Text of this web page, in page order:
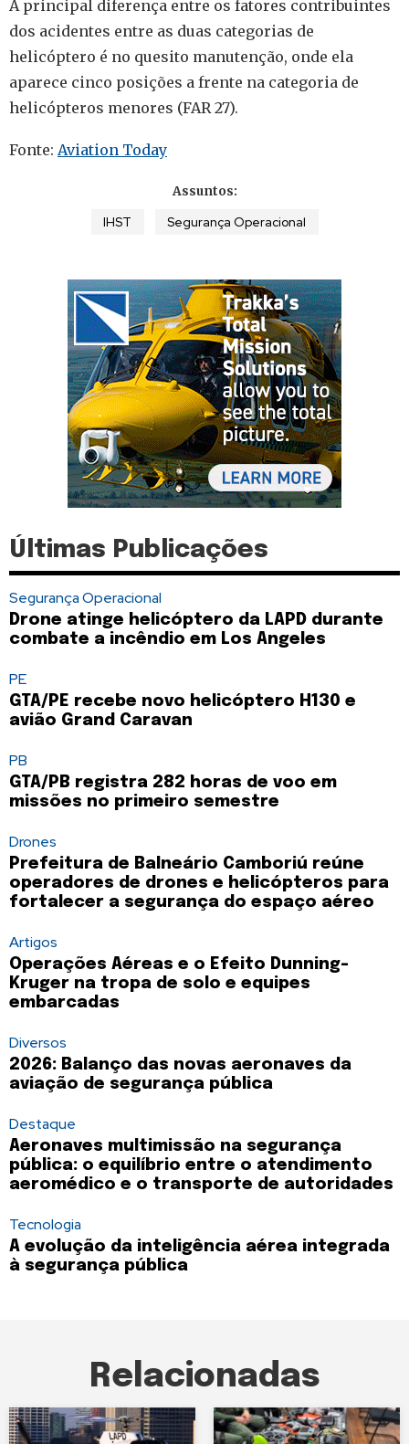
A principal diferença entre os fatores contribuintes
dos acidentes entre as duas categorias de
helicóptero é no quesito manutenção, onde ela
aparece cinco posições a frente na categoria de
helicópteros menores (FAR 27).
Fonte: Aviation Today
Assuntos:
IHST Segurança Operacional
Últimas Publicações
Segurança Operacional
Drone atinge helicóptero da LAPD durante
combate a incêndio em Los Angeles
PE
GTA/PE recebe novo helicóptero H130 e
avião Grand Caravan
PB
GTA/PB registra 282 horas de voo em
missões no primeiro semestre
Drones
Prefeitura de Balneário Camboriú reúne
operadores de drones e helicópteros para
fortalecer a segurança do espaço aéreo
Artigos
Operações Aéreas e o Efeito Dunning-
Kruger na tropa de solo e equipes
embarcadas
Diversos
2026: Balanço das novas aeronaves da
aviação de segurança pública
Destaque
Aeronaves multimissão na segurança
pública: o equilíbrio entre o atendimento
aeromédico e o transporte de autoridades
Tecnologia
A evolução da inteligência aérea integrada
à segurança pública
Relacionadas